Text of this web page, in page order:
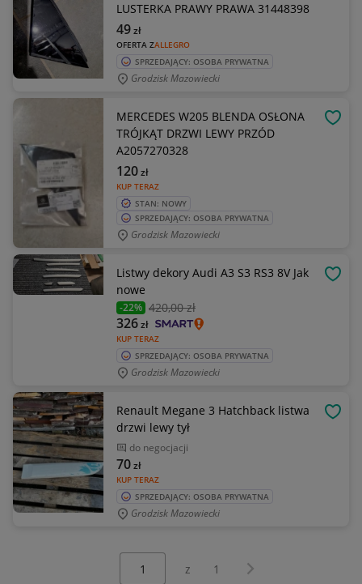
LUSTERKA PRAWY PRAWA 31448398
OFERTA ZALLEGRO
49zł
SPRZEDAJĄCY: OSOBA PRYWATNA
Grodzisk Mazowiecki
MERCEDES W205 BLENDA OSŁONA
TRÓJKĄT DRZWI LEWY PRZÓD
A2057270328
KUP TERAZ
120zł
STAN: NOWY
SPRZEDAJĄCY: OSOBA PRYWATNA
Grodzisk Mazowiecki
Listwy dekory Audi A3 S3 RS3 8V Jak
nowe
-22% 420,00 zł
KUP TERAZ
326zł
SPRZEDAJĄCY: OSOBA PRYWATNA
Grodzisk Mazowiecki
Renault Megane 3 Hatchback listwa
drzwi lewy tył
do negocjacji
KUP TERAZ
70zł
SPRZEDAJĄCY: OSOBA PRYWATNA
Grodzisk Mazowiecki
z 1 Następna strona